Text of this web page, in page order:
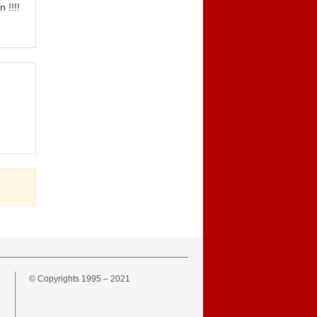
!!!!
© Copyrights 1995 – 2021